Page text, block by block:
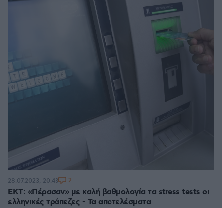
ΕΚΤ: «Πέρασαν» με καλή βαθμολογία τα stress tests οι
ελληνικές τράπεζες - Τα αποτελέσματα
28.07.2023, 20:43 2